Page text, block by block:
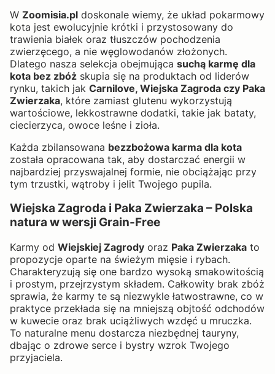
W Zoomisia.pl doskonale wiemy, że układ pokarmowy
kota jest ewolucyjnie krótki i przystosowany do
trawienia białek oraz tłuszczów pochodzenia
zwierzęcego, a nie węglowodanów złożonych.
Dlatego nasza selekcja obejmująca suchą karmę dla
kota bez zbóż skupia się na produktach od liderów
rynku, takich jak Carnilove, Wiejska Zagroda czy Paka
Zwierzaka, które zamiast glutenu wykorzystują
wartościowe, lekkostrawne dodatki, takie jak bataty,
ciecierzyca, owoce leśne i zioła.
Każda zbilansowana bezzbożowa karma dla kota
została opracowana tak, aby dostarczać energii w
najbardziej przyswajalnej formie, nie obciążając przy
tym trzustki, wątroby i jelit Twojego pupila.
Wiejska Zagroda i Paka Zwierzaka – Polska
natura w wersji Grain-Free
Karmy od Wiejskiej Zagrody oraz Paka Zwierzaka to
propozycje oparte na świeżym mięsie i rybach.
Charakteryzują się one bardzo wysoką smakowitością
i prostym, przejrzystym składem. Całkowity brak zbóż
sprawia, że karmy te są niezwykle łatwostrawne, co w
praktyce przekłada się na mniejszą objtość odchodów
w kuwecie oraz brak uciążliwych wzdęć u mruczka.
To naturalne menu dostarcza niezbędnej tauryny,
dbając o zdrowe serce i bystry wzrok Twojego
przyjaciela.